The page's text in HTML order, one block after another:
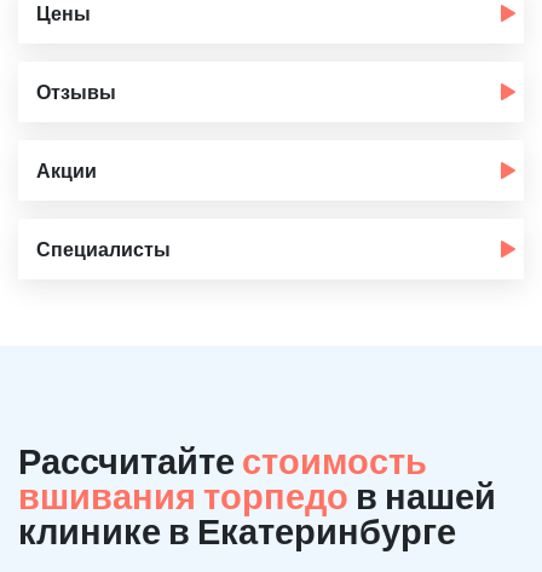
Цены
Отзывы
Акции
Специалисты
Рассчитайте стоимость
вшивания торпедо в нашей
клинике в Екатеринбурге